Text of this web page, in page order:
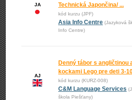
JA
Technická Japončina/ ...
kód kurzu (JPF)
Asia Info Centre (Jazyková
Info Centre)
AJ
Denný tábor s angličtinou
kockami Lego pre deti 3-
kód kurzu (KURZ-008)
C&M Language Services
škola Piešťany)